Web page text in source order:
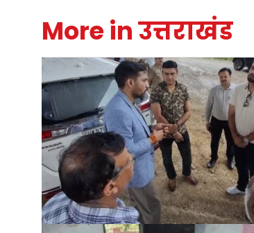
More in उत्तराखंड